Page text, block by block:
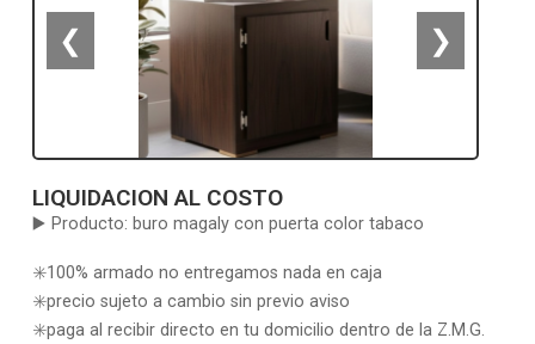
❮ ❯
LIQUIDACION AL COSTO
▶️ Producto: buro magaly con puerta color tabaco
✳️100% armado no entregamos nada en caja
✳️precio sujeto a cambio sin previo aviso
✳️paga al recibir directo en tu domicilio dentro de la Z.M.G.